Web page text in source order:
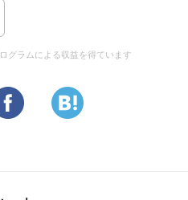
グラムによる収益を得ています